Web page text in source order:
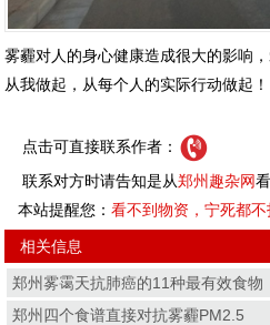
雾霾对人的身心健康造成很大的影响
从我做起，从每个人的实际行动做起！
点击可直接联系作者：
联系对方时请告知是从郑州趣杂网
本站提醒您：看不到物资，宁死都不
相关信息
郑州雾霭天抗肺癌的11种最有效食物
郑州四个食谱直接对抗雾霾PM2.5